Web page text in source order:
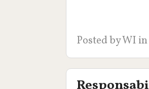
Posted byWI